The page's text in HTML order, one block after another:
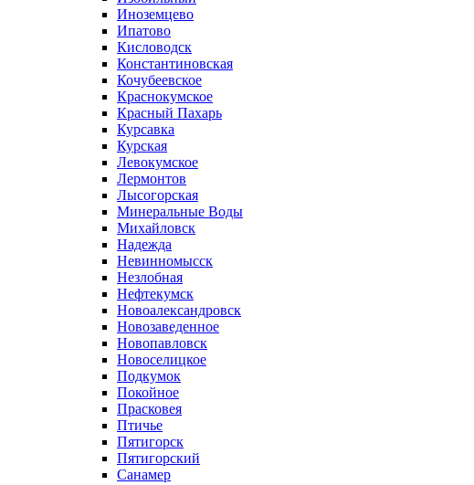
Иноземцево
Ипатово
Кисловодск
Константиновская
Кочубеевское
Краснокумское
Красный Пахарь
Курсавка
Курская
Левокумское
Лермонтов
Лысогорская
Минеральные Воды
Михайловск
Надежда
Невинномысск
Незлобная
Нефтекумск
Новоалександровск
Новозаведенное
Новопавловск
Новоселицкое
Подкумок
Покойное
Прасковея
Птичье
Пятигорск
Пятигорский
Санамер